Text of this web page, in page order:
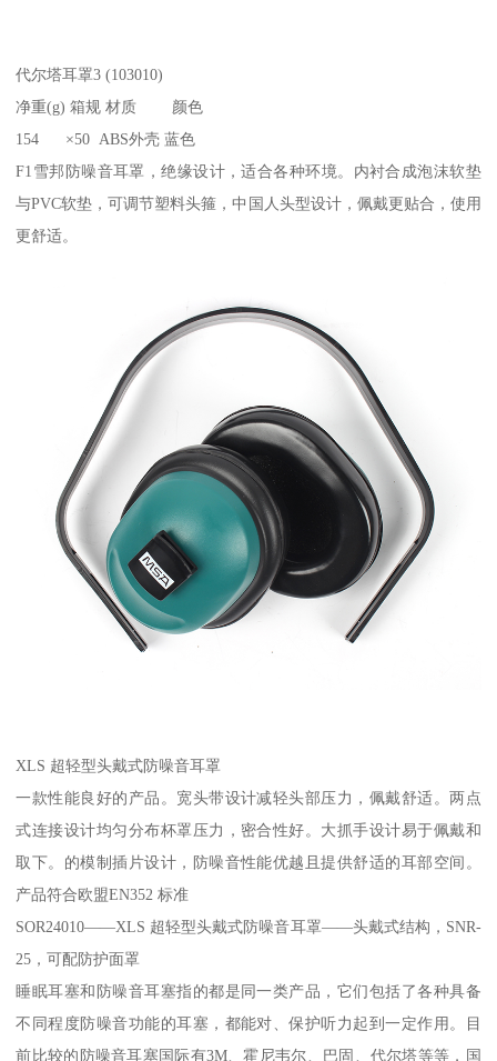
代尔塔耳罩3 (103010)
净重(g) 箱规 材质 颜色
154 ×50 ABS外壳 蓝色
F1雪邦防噪音耳罩，绝缘设计，适合各种环境。内衬合成泡沫软垫
与PVC软垫，可调节塑料头箍，中国人头型设计，佩戴更贴合，使用
更舒适。
XLS 超轻型头戴式防噪音耳罩
一款性能良好的产品。宽头带设计减轻头部压力，佩戴舒适。两点
式连接设计均匀分布杯罩压力，密合性好。大抓手设计易于佩戴和
取下。的模制插片设计，防噪音性能优越且提供舒适的耳部空间。
产品符合欧盟EN352 标准
SOR24010——XLS 超轻型头戴式防噪音耳罩——头戴式结构，SNR-
25，可配防护面罩
睡眠耳塞和防噪音耳塞指的都是同一类产品，它们包括了各种具备
不同程度防噪音功能的耳塞，都能对、保护听力起到一定作用。目
前比较的防噪音耳塞国际有3M、霍尼韦尔、巴固、代尔塔等等，国